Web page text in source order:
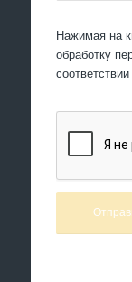
Нажимая на
обработку
соответствии